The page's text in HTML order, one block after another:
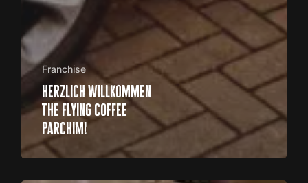
Franchise
herzlich willkommen
the flying coffee
parchim!